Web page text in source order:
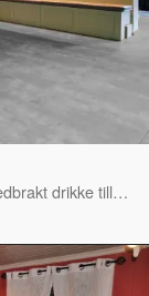
drikke tillatt